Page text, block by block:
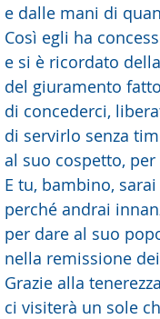
e dalle mani di
Così egli ha
e si è ricordato
del giuramento
di concederci,
di servirlo senza
al suo cospetto,
E tu, bambino,
perché andrai
per dare al suo
nella remissione
Grazie alla
ci visiterà un sole